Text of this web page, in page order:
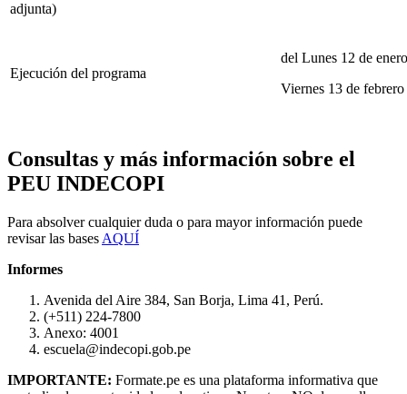
adjunta)
Ejecución del programa
del Lunes 12 de
Viernes 13 de
Consultas y más información sobre el
PEU INDECOPI
Para absolver cualquier duda o para mayor información puede
revisar las bases AQUÍ
Informes
Avenida del Aire 384, San Borja, Lima 41, Perú.
(+511) 224-7800
Anexo: 4001
escuela@indecopi.gob.pe
IMPORTANTE: Formate.pe es una plataforma informativa que